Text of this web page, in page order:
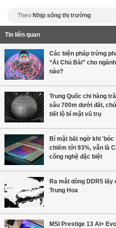
Theo Nhịp sống thị trường
Tin liên quan
Các biện pháp trừng
“Át Chủ Bài” cho
nào?
Trung Quốc chi hàng
sâu 700m dưới đất,
tiết lộ bí mật vũ trụ
Bí mật bất ngờ khi 'bóc
chiếm tới 93%, vẫn là
công nghệ đặc biệt
Ra mắt dòng DDR5
Trung Hoa
MSI Prestige 13 AI+